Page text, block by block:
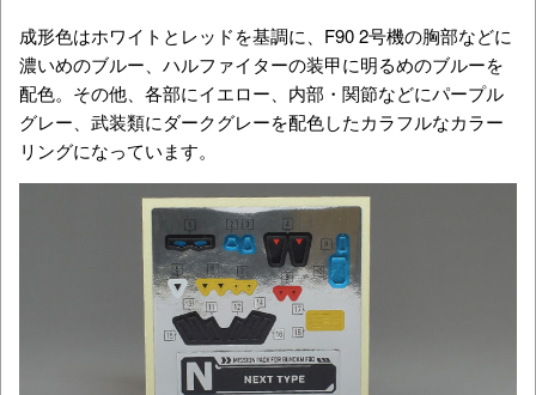
成形色はホワイトとレッドを基調に、F90 2号機の胸部などに
濃いめのブルー、ハルファイターの装甲に明るめのブルーを
配色。その他、各部にイエロー、内部・関節などにパープル
グレー、武装類にダークグレーを配色したカラフルなカラー
リングになっています。